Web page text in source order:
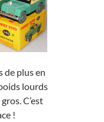
de plus en
lourds
C’est
!